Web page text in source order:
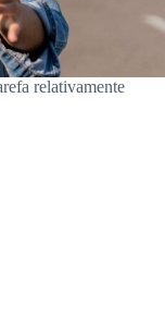
relativamente